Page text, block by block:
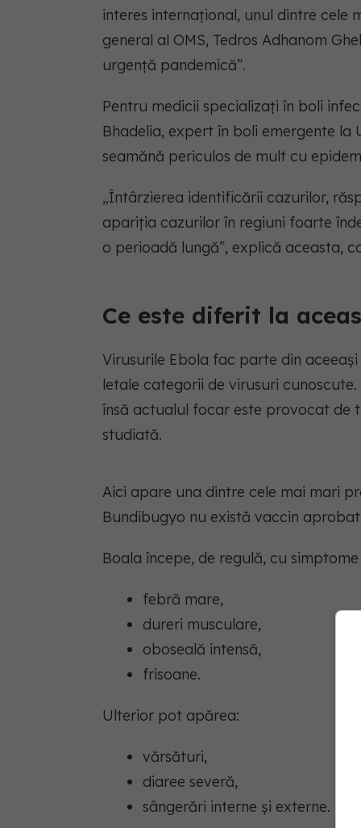
interes internațional, unul dintre cele
general al OMS, Tedros Adhanom
urgență pandemică”.
Pentru medicii specializați în boli
Bhadelia, expert în boli emergente
seamănă periculos de mult cu
„Întârzierea identificării cazurilor,
apariția cazurilor în regiuni foarte
o perioadă lungă”, explică aceasta,
Ce este diferit la
Virusurile Ebola fac parte din
letale categorii de virusuri
însă actualul focar este provocat de
studiată.
Aici apare una dintre cele mai mari
Bundibugyo nu există vaccin
Boala începe, de regulă, cu
febră mare,
dureri musculare,
oboseală intensă,
frisoane.
Ulterior pot apărea:
vărsături,
diaree severă,
sângerări interne și externe.